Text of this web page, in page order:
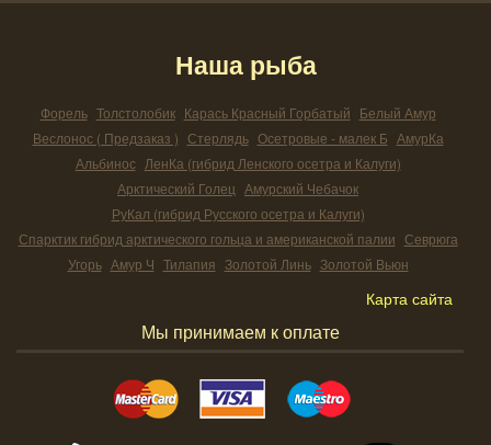
Наша рыба
Форель Толстолобик Карась Красный Горбатый Белый Амур
Веслонос ( Предзаказ ) Стерлядь Осетровые - малек Б АмурКа
Альбинос ЛенКа (гибрид Ленского осетра и Калуги)
Арктический Голец Амурский Чебачок
РуКал (гибрид Русского осетра и Калуги)
Спарктик гибрид арктического гольца и американской палии Севрюга
Угорь Амур Ч Тилапия Золотой Линь Золотой Вьюн
Карта сайта
Мы принимаем к оплате